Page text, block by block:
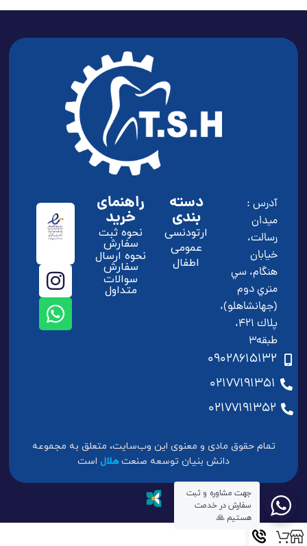
آدرس :
ميدان
رسالت،
خيابان
هنگام، سي
متري دوم
(جهانشاهلو)،
پلاك 421،
طبقه3
09028615132
02177191351
02177191352
دسته
بندی
ارتودنسی
عمومی
اطفال
راهنمای
خرید
نحوه ثبت
سفارش
نحوه ارسال
سفارش
سوالات
متداول
تمام حقوق مادی و معنوی این وب‌سایت، متعلق به مجموعه
دانش بنیان توسعه صنعتهلال است
جهت مشاوره و ثبت
سفارش در خدمت
هستیم 🙏